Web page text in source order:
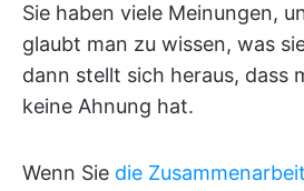
Sie haben viele Meinungen,
glaubt man zu wissen, was
dann stellt sich heraus, dass
keine Ahnung hat.
Wenn Sie die